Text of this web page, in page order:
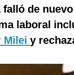
de
laboral
Milei y